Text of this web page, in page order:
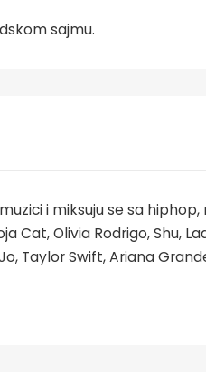
sajmu.
i miksuju se sa
Olivia Rodrigo, Shu,
Taylor Swift, Ariana